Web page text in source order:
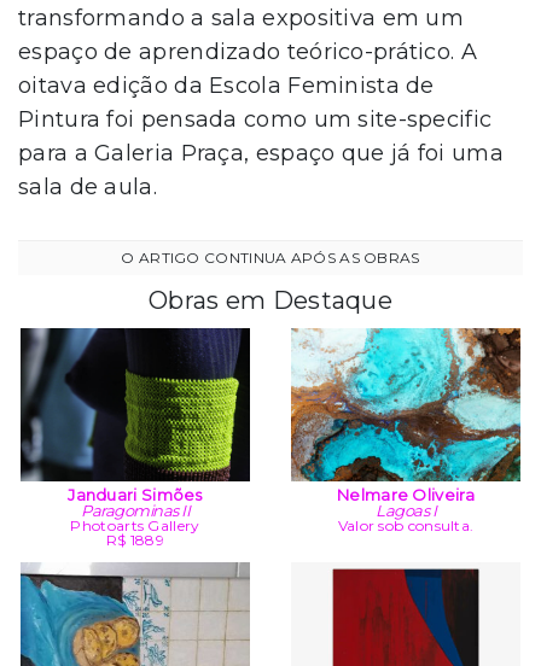
transformando a sala expositiva em um
espaço de aprendizado teórico-prático. A
oitava edição da Escola Feminista de
Pintura foi pensada como um site-specific
para a Galeria Praça, espaço que já foi uma
sala de aula.
Obras em Destaque
Janduari Simões
Paragominas II
Photoarts Gallery
R$ 1889
Nelmare Oliveira
Lagoas I
Valor sob consulta.